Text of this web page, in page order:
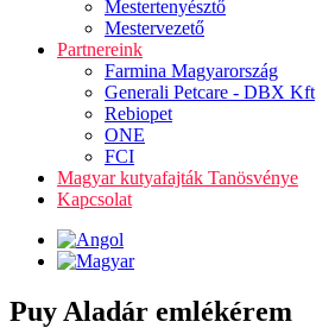
Mestertenyésztő
Mestervezető
Partnereink
Farmina Magyarország
Generali Petcare - DBX Kft
Rebiopet
ONE
FCI
Magyar kutyafajták Tanösvénye
Kapcsolat
Puy Aladár emlékérem